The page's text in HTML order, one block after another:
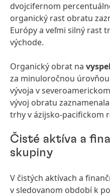
dvojcifernom
organický rast obratu
Európy a veľmi silný rast
východe.
Organický obrat na
za minuloročnou
vývoja v
vývoj obratu
trhy v ázijsko-pacifickom
Čisté aktíva a
skupiny
V čistých aktívach a
v sledovanom období k